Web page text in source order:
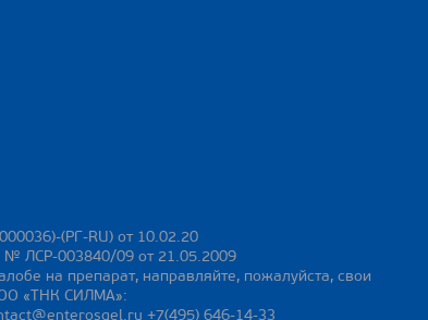
(РГ-RU) от 10.02.20
№ ЛСР-003840/09 от 21.05.2009
на препарат, направляйте, пожалуйста, свои
«ТНК СИЛМА»:
+7(495) 646-14-33